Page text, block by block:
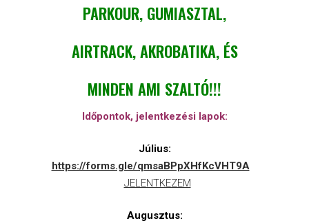
PARKOUR, GUMIASZTAL,
AIRTRACK, AKROBATIKA, ÉS
MINDEN AMI SZALTÓ!!!
Időpontok, jelentkezési lapok:
Július:
https://forms.gle/qmsaBPpXHfKcVHT9A
JELENTKEZEM
Augusztus: